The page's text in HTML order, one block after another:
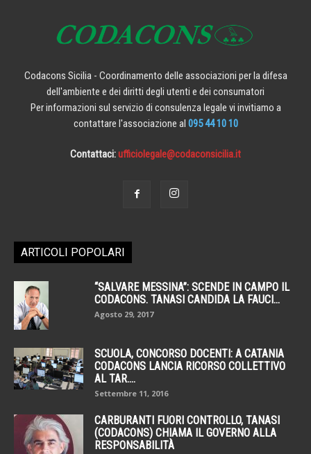
Codacons Sicilia - Coordinamento delle associazioni per la difesa
dell'ambiente e dei diritti degli utenti e dei consumatori
Per informazioni sul servizio di consulenza legale vi invitiamo a
contattare l'associazione al 095 44 10 10
Contattaci:ufficiolegale@codaconsicilia.it
ARTICOLI POPOLARI
“SALVARE MESSINA”: SCENDE IN CAMPO IL
CODACONS. TANASI CANDIDA LA FAUCI...
Agosto 29, 2017
SCUOLA, CONCORSO DOCENTI: A CATANIA
CODACONS LANCIA RICORSO COLLETTIVO
AL TAR....
Settembre 11, 2016
CARBURANTI FUORI CONTROLLO, TANASI
(CODACONS) CHIAMA IL GOVERNO ALLA
RESPONSABILITÀ